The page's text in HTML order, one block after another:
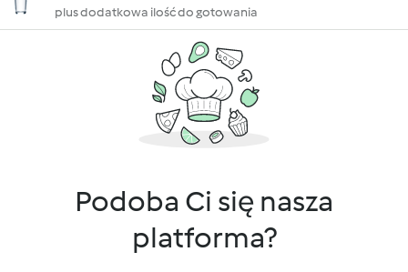
plus dodatkowa ilość do gotowania
Podoba Ci się nasza
platforma?